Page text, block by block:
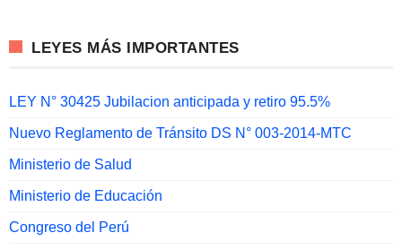
LEYES MÁS IMPORTANTES
LEY N° 30425 Jubilacion anticipada y retiro 95.5%
Nuevo Reglamento de Tránsito DS N° 003-2014-MTC
Ministerio de Salud
Ministerio de Educación
Congreso del Perú